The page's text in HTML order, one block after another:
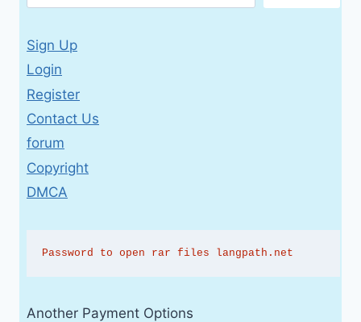
Sign Up
Login
Register
Contact Us
forum
Copyright
DMCA
Password to open rar files langpath.net
Another Payment Options